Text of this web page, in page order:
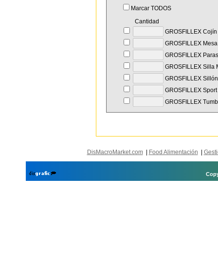
Marcar TODOS
Cantidad
GROSFILLEX
GROSFILLEX
GROSFILLEX
GROSFILLEX Silla
GROSFILLEX
GROSFILLEX Sport
GROSFILLEX
DisMacroMarket.com| Food Alimentación